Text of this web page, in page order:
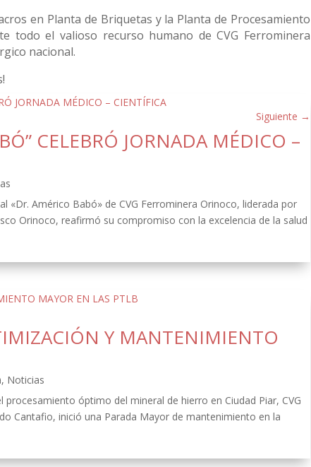
en Planta de Briquetas y la Planta de Procesamiento
todo el valioso recurso humano de CVG Ferrominera
nacional.
Siguiente →
CELEBRÓ JORNADA MÉDICO –
«Dr. Américo Babó» de CVG Ferrominera Orinoco, liderada por
Orinoco, reafirmó su compromiso con la excelencia de la salud
Y MANTENIMIENTO
, Noticias
óptimo del mineral de hierro en Ciudad Piar, CVG
Cantafio, inició una Parada Mayor de mantenimiento en la